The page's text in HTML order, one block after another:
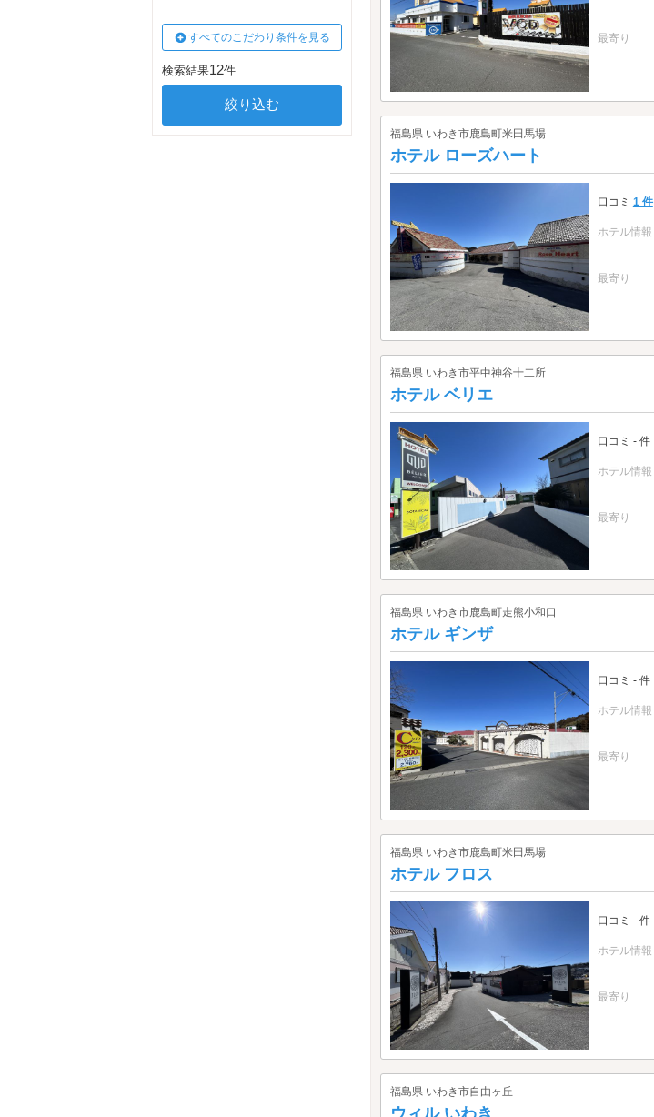
最寄り
福島県 いわき市鹿島町米田馬場
ホテル ローズハート
口コミ 1 件
ホテル情報
最寄り
福島県 いわき市平中神谷十二所
ホテル ベリエ
口コミ - 件
ホテル情報
最寄り
福島県 いわき市鹿島町走熊小和口
ホテル ギンザ
口コミ - 件
ホテル情報
最寄り
福島県 いわき市鹿島町米田馬場
ホテル フロス
口コミ - 件
ホテル情報
最寄り
福島県 いわき市自由ヶ丘
すべてのこだわり条件を見る
検索結果12件